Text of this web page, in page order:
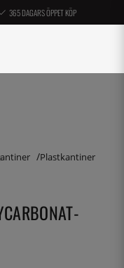
365 DAGARS ÖPPET KÖP
Plastkantiner